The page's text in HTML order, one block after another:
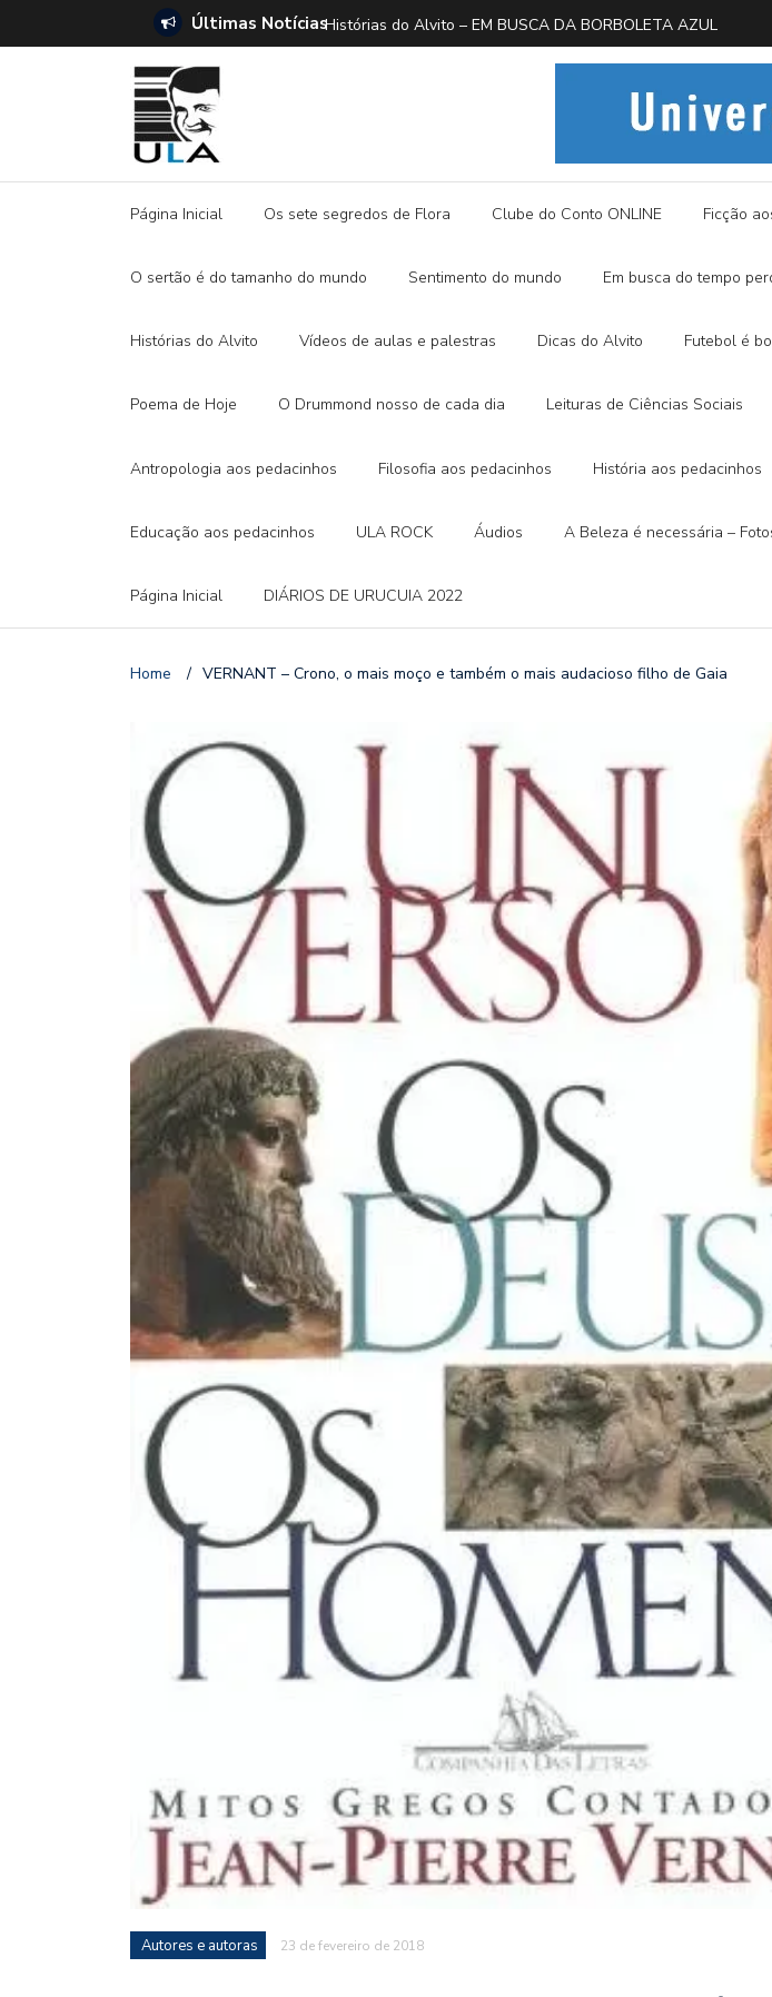
Últimas Notícias
E A DITADURA DIGITAL Histórias do Alvito – EM BUSCA DA BORBOLETA AZUL
Página Inicial Os sete segredos de Flora Clube do Conto ONLINE Ficção
O sertão é do tamanho do mundo Sentimento do mundo Em busca do tempo
Histórias do Alvito Vídeos de aulas e palestras Dicas do Alvito Futebol é
Poema de Hoje O Drummond nosso de cada dia Leituras de Ciências Sociais
Antropologia aos pedacinhos Filosofia aos pedacinhos História aos pedacinhos
Educação aos pedacinhos ULA ROCK Áudios A Beleza é necessária –
Página Inicial DIÁRIOS DE URUCUIA 2022
Home / VERNANT – Crono, o mais moço e também o mais audacioso filho de Gaia
Autores e autoras 23 de fevereiro de 2018